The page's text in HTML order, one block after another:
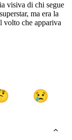
visiva di chi segue
ma era la
volto che appariva
😢